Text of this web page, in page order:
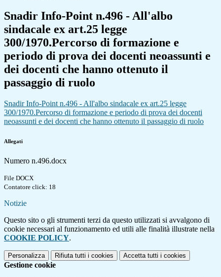
Snadir Info-Point n.496 - All'albo
sindacale ex art.25 legge
300/1970.Percorso di formazione e
periodo di prova dei docenti neoassunti e
dei docenti che hanno ottenuto il
passaggio di ruolo
Snadir Info-Point n.496 - All'albo sindacale ex art.25 legge
300/1970.Percorso di formazione e periodo di prova dei docenti
neoassunti e dei docenti che hanno ottenuto il passaggio di ruolo
Allegati
Numero n.496.docx
File DOCX
Contatore click: 18
Notizie
Questo sito o gli strumenti terzi da questo utilizzati si avvalgono di
cookie necessari al funzionamento ed utili alle finalità illustrate nella
COOKIE POLICY.
Personalizza Rifiuta tutti i cookies Accetta tutti i cookies
Gestione cookie